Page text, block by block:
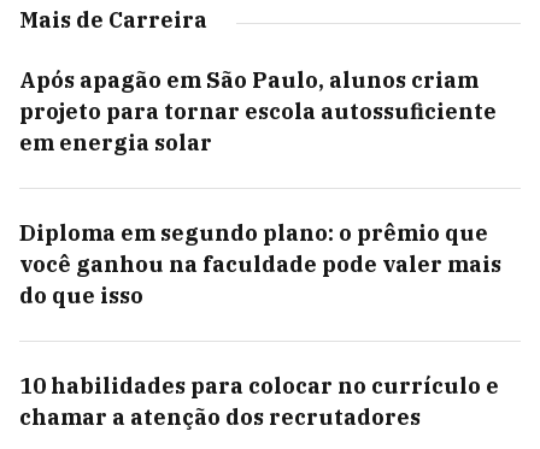
Mais de Carreira
Após apagão em São Paulo, alunos criam
projeto para tornar escola autossuficiente
em energia solar
Diploma em segundo plano: o prêmio que
você ganhou na faculdade pode valer mais
do que isso
10 habilidades para colocar no currículo e
chamar a atenção dos recrutadores